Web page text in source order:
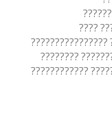
??????????????